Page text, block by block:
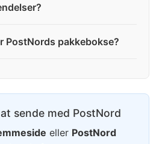
PostNords pakkebokse?
sende med PostNord
eller PostNord